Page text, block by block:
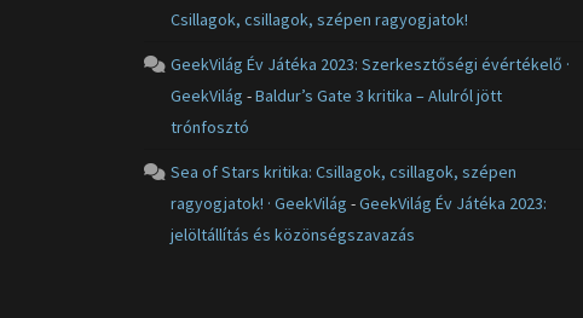
Csillagok, csillagok, szépen ragyogjatok!
GeekVilág Év Játéka 2023: Szerkesztőségi évértékelő ·
GeekVilág -Baldur’s Gate 3 kritika – Alulról jött
trónfosztó
Sea of Stars kritika: Csillagok, csillagok, szépen
ragyogjatok! · GeekVilág -GeekVilág Év Játéka 2023:
jelöltállítás és közönségszavazás